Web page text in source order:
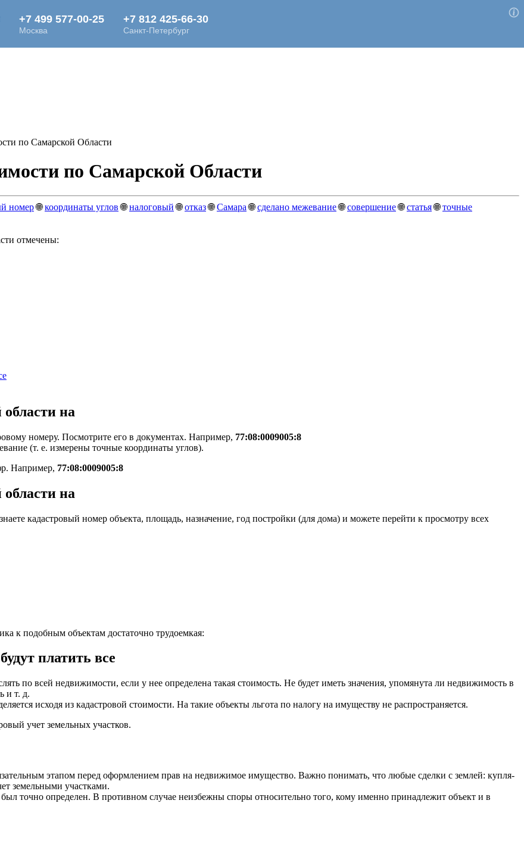
по Самарской Области
по Самарской Области
номер🌐координаты углов🌐налоговый🌐отказ🌐Самара🌐сделано межевание🌐совершение🌐статья🌐точные
отмечены:
на
номеру. Посмотрите его в документах. Например, 77:08:0009005:8
(т. е. измерены точные координаты углов).
Например, 77:08:0009005:8
на
кадастровый номер объекта, площадь, назначение, год постройки (для дома) и можете перейти к просмотру всех
к подобным объектам достаточно трудоемкая:
платить все
по всей недвижимости, если у нее определена такая стоимость. Не будет иметь значения, упомянута ли недвижимость в
и т. д.
исходя из кадастровой стоимости. На такие объекты льгота по налогу на имуществу не распространяется.
учет земельных участков.
этапом перед оформлением прав на недвижимое имущество. Важно понимать, что любые сделки с землей: купля‐
земельными участками.
точно определен. В противном случае неизбежны споры относительно того, кому именно принадлежит объект и в